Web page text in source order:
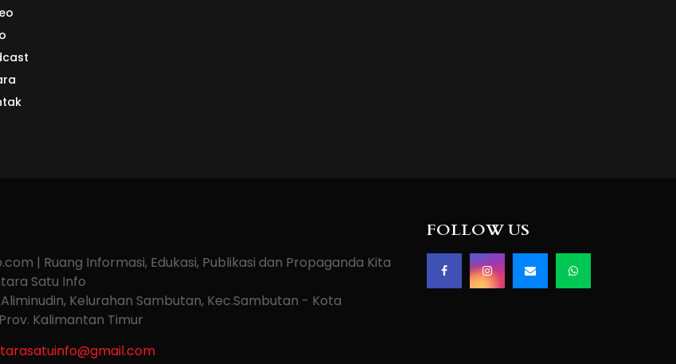
| Ruang Informasi, Edukasi, Publikasi dan Propaganda Kita
Satu Info
Kelurahan Sambutan, Kec.Sambutan - Kota
Kalimantan Timur
FOLLOW US